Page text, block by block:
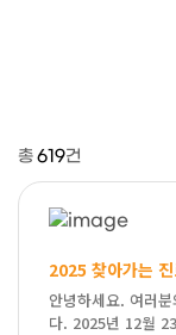
총619건
2025 찾아가는
안녕하세요. 여러
다. 2025년 12월